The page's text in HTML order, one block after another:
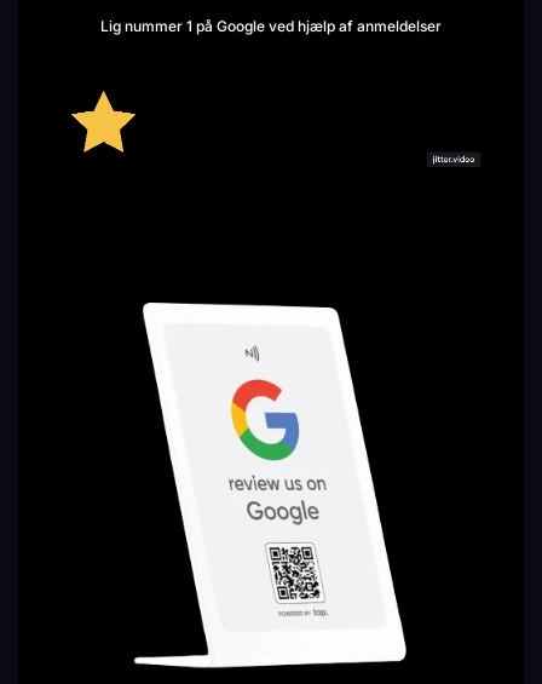
Lig nummer 1 på Google ved hjælp af anmeldelser